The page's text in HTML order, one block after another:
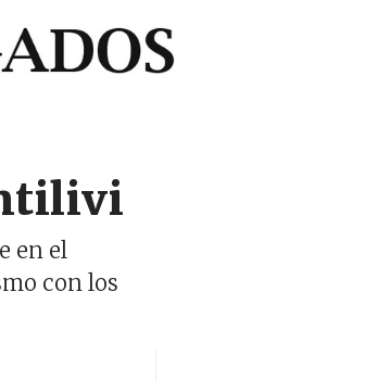
en el
con los